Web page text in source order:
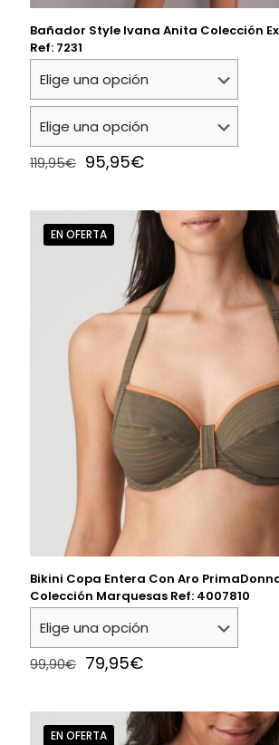
Bañador Style Ivana Anita Colección
Ref: 7231
119,95€ Original
119,95€.
95,95€Current
95,95€.
EN OFERTA
Bikini Copa Entera Con Aro
Colección Marquesas Ref: 4007810
99,90€ Original
99,90€.
79,95€Current
79,95€.
EN OFERTA